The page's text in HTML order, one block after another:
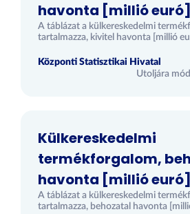
havonta [millió euró]
A táblázat a külkereskedelmi
tartalmazza, kivitel havonta [millió
Központi Statisztikai Hivatal
Utoljára
Külkereskedelmi
termékforgalom,
havonta [millió euró]
A táblázat a külkereskedelmi
tartalmazza, behozatal havonta